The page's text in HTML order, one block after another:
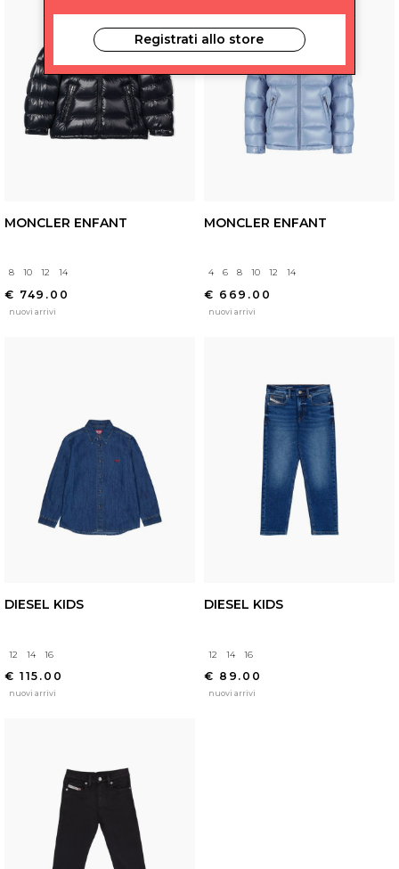
MONCLER ENFANT
8 10 12 14
€ 749.00
nuovi arrivi
MONCLER ENFANT
4 6 8 10 12 14
€ 669.00
nuovi arrivi
DIESEL KIDS
12 14 16
€ 115.00
nuovi arrivi
DIESEL KIDS
12 14 16
€ 89.00
nuovi arrivi
Registrati allo store